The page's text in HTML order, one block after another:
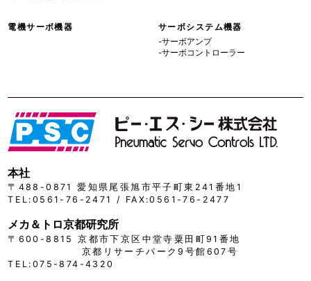
電機サーボ機器 サーボシステム機器
-サーボアンプ
-サーボコントローラー
本社
〒488-0871 愛知県尾張旭市平子町東241番地1
TEL:0561-76-2471 / FAX:0561-76-2477
メカ＆トロ京都研究所
〒600-8815 京都市下京区中堂寺粟田町91番地
京都リサーチパーク9号館607号
TEL:075-874-4320